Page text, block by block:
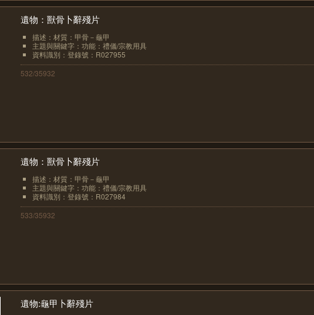
遺物：獸骨卜辭殘片
描述：材質：甲骨－龜甲
主題與關鍵字：功能：禮儀/宗教用具
資料識別：登錄號：R027955
532/35932
遺物：獸骨卜辭殘片
描述：材質：甲骨－龜甲
主題與關鍵字：功能：禮儀/宗教用具
資料識別：登錄號：R027984
533/35932
遺物:龜甲卜辭殘片